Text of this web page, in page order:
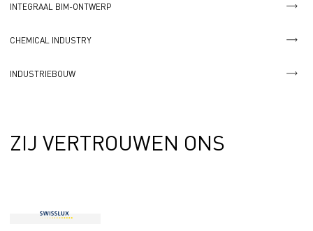
INTEGRAAL BIM-ONTWERP
CHEMICAL INDUSTRY
INDUSTRIEBOUW
ZIJ VERTROUWEN ONS